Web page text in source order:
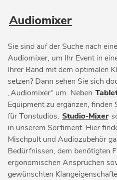
Audiomixer
Sie sind auf der Suche nach
Audiomixer, um Ihr Event in
Ihrer Band mit dem optimalen
setzen? Dann sehen Sie sich
„Audiomixer“ um. Neben
Equipment zu ergänzen, finden
für Tonstudios, Studio-Mixer
in unserem Sortiment. Hier
Mischpult und Audiozubehör
Bedürfnissen, dem benötigten
ergonomischen Ansprüchen
gewünschten